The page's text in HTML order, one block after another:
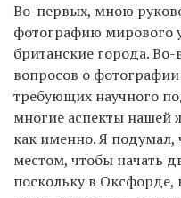
Во-первых, мною
фотографию мирового
британские города.
вопросов о фотографии
требующих научного
многие аспекты нашей
как именно. Я
местом, чтобы начать
поскольку в Оксфорде,